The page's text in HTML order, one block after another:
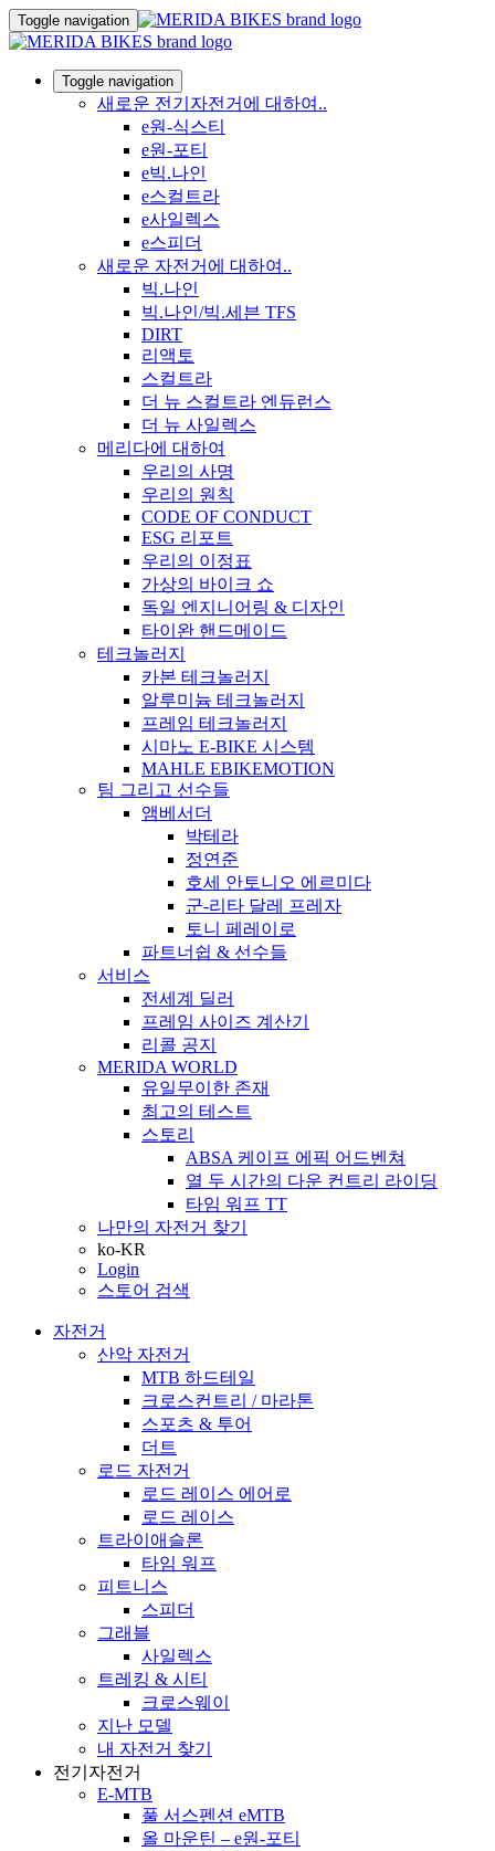
Toggle navigation
Toggle navigation
새로운 전기자전거에 대하여..
e원-식스티
e원-포티
e빅.나인
e스컬트라
e사일렉스
e스피더
새로운 자전거에 대하여..
빅.나인
빅.나인/빅.세븐 TFS
DIRT
리액토
스컬트라
더 뉴 스컬트라 엔듀런스
더 뉴 사일렉스
메리다에 대하여
우리의 사명
우리의 원칙
CODE OF CONDUCT
ESG 리포트
우리의 이정표
가상의 바이크 쇼
독일 엔지니어링 & 디자인
타이완 핸드메이드
테크놀러지
카본 테크놀러지
알루미늄 테크놀러지
프레임 테크놀러지
시마노 E-BIKE 시스템
MAHLE EBIKEMOTION
팀 그리고 선수들
앰베서더
박테라
정연준
호세 안토니오 에르미다
군-리타 달레 프레자
토니 페레이로
파트너쉽 & 선수들
서비스
전세계 딜러
프레임 사이즈 계산기
리콜 공지
MERIDA WORLD
유일무이한 존재
최고의 테스트
스토리
ABSA 케이프 에픽 어드벤쳐
열 두 시간의 다운 컨트리 라이딩
타임 워프 TT
나만의 자전거 찾기
ko-KR
Login
스토어 검색
자전거
산악 자전거
MTB 하드테일
크로스컨트리 / 마라톤
스포츠 & 투어
더트
로드 자전거
로드 레이스 에어로
로드 레이스
트라이애슬론
타임 워프
피트니스
스피더
그래블
사일렉스
트레킹 & 시티
크로스웨이
지난 모델
내 자전거 찾기
전기자전거
E-MTB
풀 서스펜션 eMTB
올 마운틴 – e원-포티